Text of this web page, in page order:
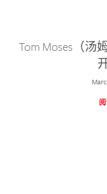
Tom Moses（汤